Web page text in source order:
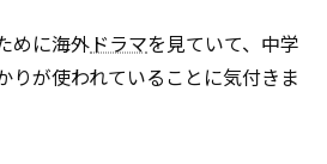
めに海外ドラマを見ていて、中学
りが使われていることに気付きま